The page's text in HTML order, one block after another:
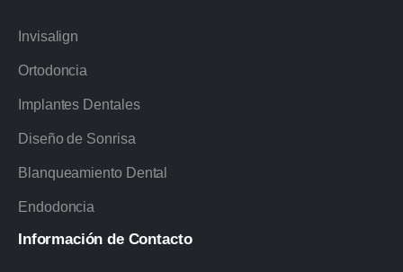
Invisalign
Ortodoncia
Implantes Dentales
Diseño de Sonrisa
Blanqueamiento Dental
Endodoncia
Información de Contacto